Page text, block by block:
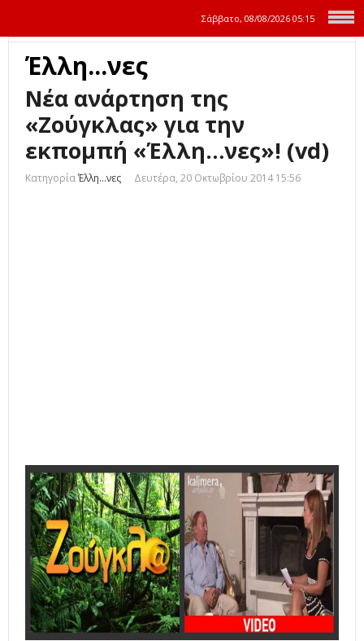
Σάββατο, 08/08/2026 05:15
Έλλη...νες
Νέα ανάρτηση της
«Ζούγκλας» για την
εκπομπή «Έλλη…νες»! (vd)
ΚατηγορίαΈλλη...νες Δευτέρα, 20 Οκτωβρίου 2014 15:56